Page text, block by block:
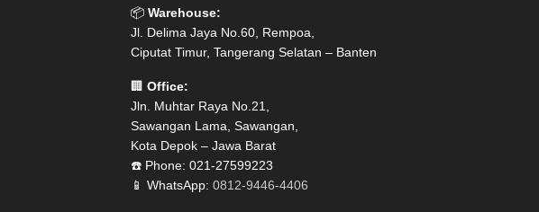
📦 Warehouse:
Jl. Delima Jaya No.60, Rempoa,
Ciputat Timur, Tangerang Selatan – Banten
🏢 Office:
Jln. Muhtar Raya No.21,
Sawangan Lama, Sawangan,
Kota Depok – Jawa Barat
☎️ Phone: 021-27599223
📱 WhatsApp: 0812-9446-4406